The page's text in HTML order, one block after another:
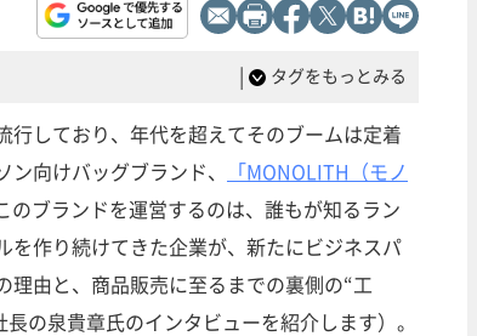
| タグをもっとみる
しており、年代を超えてそのブームは定着
向けバッグブランド、
「MONOLITH（モノ
ブランドを運営するのは、誰もが知るラン
を作り続けてきた企業が、新たにビジネスパ
由と、商品販売に至るまでの裏側の“工
の泉貴章氏のインタビューを紹介します）。